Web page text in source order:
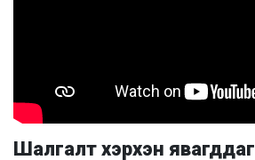
Шалгалт хэрхэн явагддаг